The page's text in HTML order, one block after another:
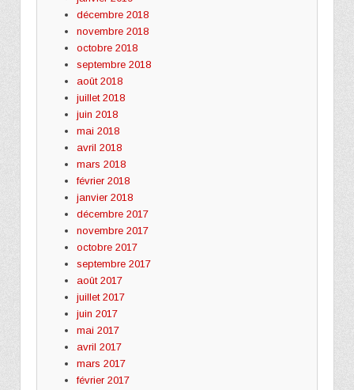
décembre 2018
novembre 2018
octobre 2018
septembre 2018
août 2018
juillet 2018
juin 2018
mai 2018
avril 2018
mars 2018
février 2018
janvier 2018
décembre 2017
novembre 2017
octobre 2017
septembre 2017
août 2017
juillet 2017
juin 2017
mai 2017
avril 2017
mars 2017
février 2017